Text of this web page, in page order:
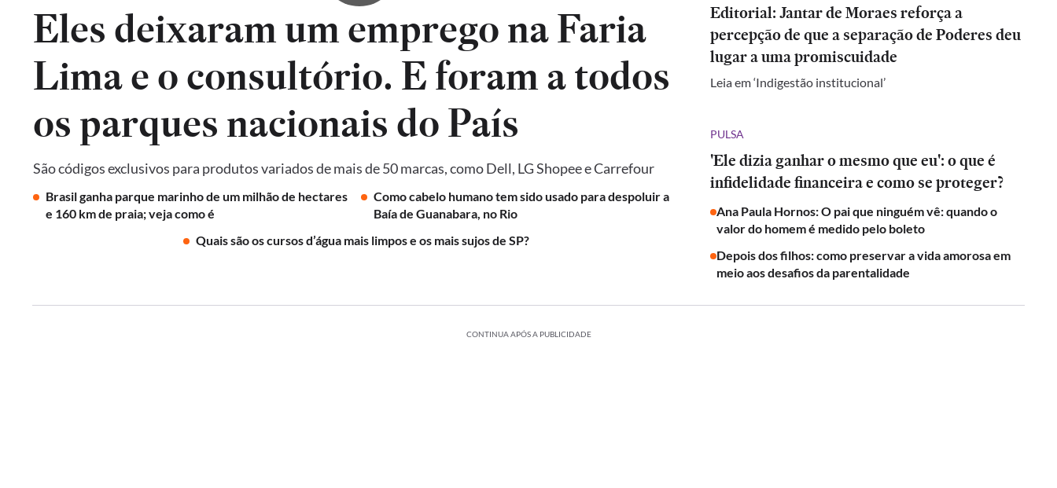
Eles deixaram um emprego na Faria
Lima e o consultório. E foram a todos
os parques nacionais do País
São códigos exclusivos para produtos variados de mais de 50 marcas, como Dell, LG Shopee e Carrefour
Brasil ganha parque marinho de um milhão de hectares
e 160 km de praia; veja como é
Como cabelo humano tem sido usado para despoluir a
Baía de Guanabara, no Rio
Quais são os cursos d’água mais limpos e os mais sujos de SP?
Editorial: Jantar de Moraes reforça a
percepção de que a separação de Poderes deu
lugar a uma promiscuidade
Leia em ‘Indigestão institucional’
PULSA
'Ele dizia ganhar o mesmo que eu': o que é
infidelidade financeira e como se proteger?
Ana Paula Hornos: O pai que ninguém vê: quando o
valor do homem é medido pelo boleto
Depois dos filhos: como preservar a vida amorosa em
meio aos desafios da parentalidade
CONTINUA APÓS A PUBLICIDADE